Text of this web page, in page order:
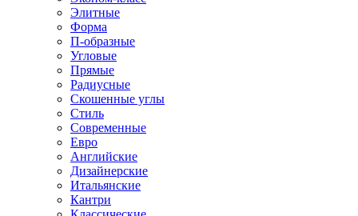
Элитные
Форма
П-образные
Угловые
Прямые
Радиусные
Скошенные углы
Стиль
Современные
Евро
Английские
Дизайнерские
Итальянские
Кантри